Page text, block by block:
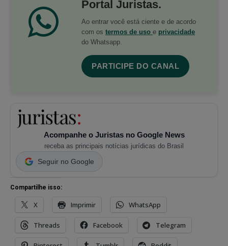
Portal Juristas.
Ao entrar você está ciente e de acordo
com os termos de uso e privacidade
do Whatsapp.
PARTICIPE DO CANAL
Acompanhe o Juristas no Google News
receba as principais notícias jurídicas do Brasil
Seguir no Google
Compartilhe isso:
X Imprimir WhatsApp
Threads Facebook Telegram